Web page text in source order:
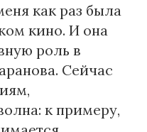
как раз была
кино. И она
роль в
Сейчас
к примеру,